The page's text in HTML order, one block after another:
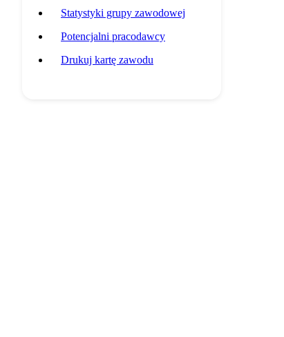
Statystyki grupy zawodowej
Potencjalni pracodawcy
Drukuj kartę zawodu